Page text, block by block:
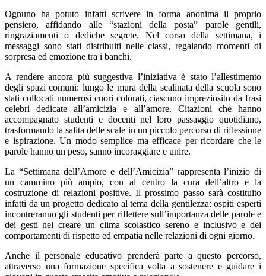
Ognuno ha potuto infatti scrivere in forma anonima il proprio
pensiero, affidando alle “stazioni della posta” parole gentili,
ringraziamenti o dediche segrete. Nel corso della settimana, i
messaggi sono stati distribuiti nelle classi, regalando momenti di
sorpresa ed emozione tra i banchi.
A rendere ancora più suggestiva l’iniziativa è stato l’allestimento
degli spazi comuni: lungo le mura della scalinata della scuola sono
stati collocati numerosi cuori colorati, ciascuno impreziosito da frasi
celebri dedicate all’amicizia e all’amore. Citazioni che hanno
accompagnato studenti e docenti nel loro passaggio quotidiano,
trasformando la salita delle scale in un piccolo percorso di riflessione
e ispirazione. Un modo semplice ma efficace per ricordare che le
parole hanno un peso, sanno incoraggiare e unire.
La “Settimana dell’Amore e dell’Amicizia” rappresenta l’inizio di
un cammino più ampio, con al centro la cura dell’altro e la
costruzione di relazioni positive. Il prossimo passo sarà costituito
infatti da un progetto dedicato al tema della gentilezza: ospiti esperti
incontreranno gli studenti per riflettere sull’importanza delle parole e
dei gesti nel creare un clima scolastico sereno e inclusivo e dei
comportamenti di rispetto ed empatia nelle relazioni di ogni giorno.
Anche il personale educativo prenderà parte a questo percorso,
attraverso una formazione specifica volta a sostenere e guidare i